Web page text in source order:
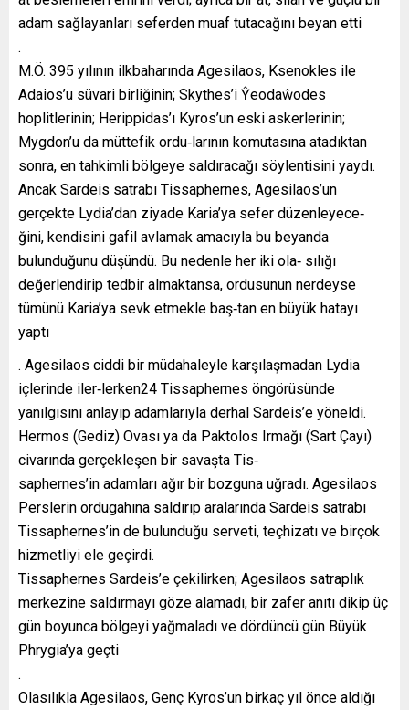
adam sağlayanları seferden muaf tutacağını beyan etti
.
M.Ö. 395 yılının ilkbaharında Agesilaos, Ksenokles ile
Adaios’u süvari birliğinin; Skythes’i Ŷeodaŵodes
hoplitlerinin; Herippidas’ı Kyros’un eski askerlerinin;
Mygdon’u da müttefik ordu‐larının komutasına atadıktan
sonra, en tahkimli bölgeye saldıracağı söylentisini yaydı.
Ancak Sardeis satrabı Tissaphernes, Agesilaos’un
gerçekte Lydia’dan ziyade Karia’ya sefer düzenleyece‐
ğini, kendisini gafil avlamak amacıyla bu beyanda
bulunduğunu düşündü. Bu nedenle her iki ola‐ sılığı
değerlendirip tedbir almaktansa, ordusunun nerdeyse
tümünü Karia’ya sevk etmekle baş‐tan en büyük hatayı
yaptı
. Agesilaos ciddi bir müdahaleyle karşılaşmadan Lydia
içlerinde iler‐lerken24 Tissaphernes öngörüsünde
yanılgısını anlayıp adamlarıyla derhal Sardeis’e yöneldi.
Hermos (Gediz) Ovası ya da Paktolos Irmağı (Sart Çayı)
civarında gerçekleşen bir savaşta Tis‐
saphernes’in adamları ağır bir bozguna uğradı. Agesilaos
Perslerin ordugahına saldırıp aralarında Sardeis satrabı
Tissaphernes’in de bulunduğu serveti, teçhizatı ve birçok
hizmetliyi ele geçirdi.
Tissaphernes Sardeis’e çekilirken; Agesilaos satraplık
merkezine saldırmayı göze alamadı, bir zafer anıtı dikip üç
gün boyunca bölgeyi yağmaladı ve dördüncü gün Büyük
Phrygia’ya geçti
.
Olasılıkla Agesilaos, Genç Kyros’un birkaç yıl önce aldığı